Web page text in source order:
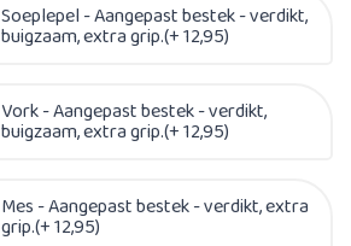
Soeplepel - Aangepast bestek - verdikt,
buigzaam, extra grip.(+ 12,95)
Vork - Aangepast bestek - verdikt,
buigzaam, extra grip.(+ 12,95)
Mes - Aangepast bestek - verdikt, extra
grip.(+ 12,95)